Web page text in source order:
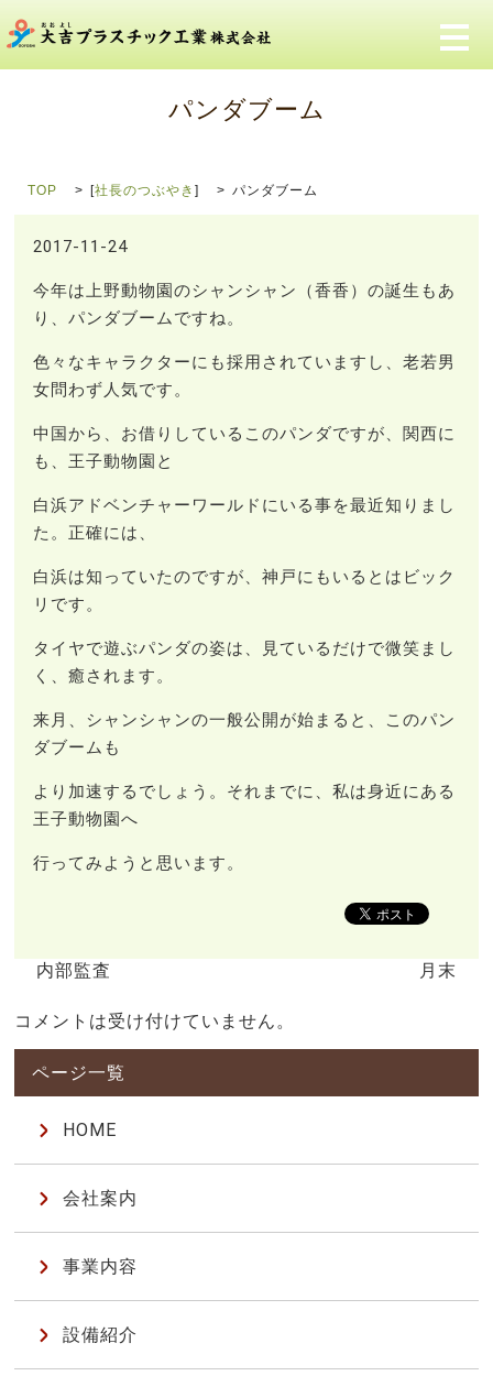
メ
パンダブーム
TOP [社長のつぶやき] パンダブーム
2017-11-24
今年は上野動物園のシャンシャン（香香）の誕生もあ
り、パンダブームですね。
色々なキャラクターにも採用されていますし、老若男
女問わず人気です。
中国から、お借りしているこのパンダですが、関西に
も、王子動物園と
白浜アドベンチャーワールドにいる事を最近知りまし
た。正確には、
白浜は知っていたのですが、神戸にもいるとはビック
リです。
タイヤで遊ぶパンダの姿は、見ているだけで微笑まし
く、癒されます。
来月、シャンシャンの一般公開が始まると、このパン
ダブームも
より加速するでしょう。それまでに、私は身近にある
王子動物園へ
行ってみようと思います。
内部監査 月末
コメントは受け付けていません。
HOME
会社案内
事業内容
設備紹介